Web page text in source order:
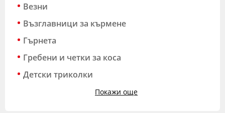
Везни
Възглавници за кърмене
Гърнета
Гребени и четки за коса
Детски триколки
Покажи още